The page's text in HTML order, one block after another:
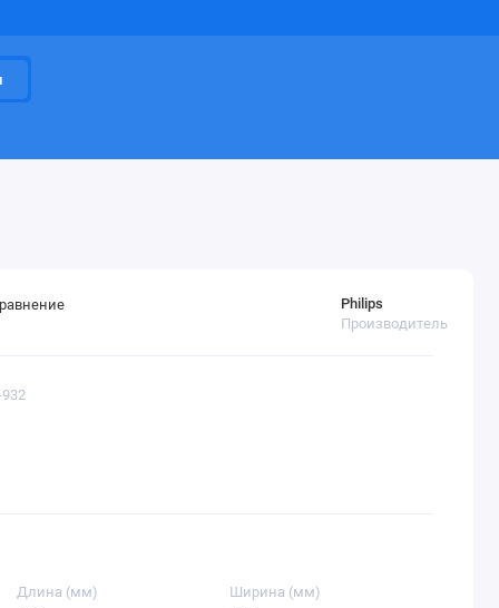
Philips
Производитель
Длина (мм) Ширина (мм)